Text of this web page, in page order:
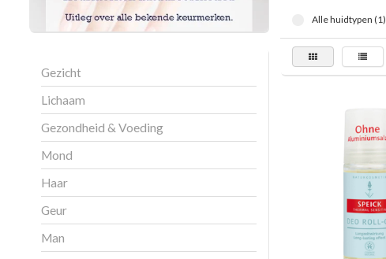
Gezicht
Lichaam
Gezondheid & Voeding
Mond
Haar
Geur
Man
Alle huidtypen (1)